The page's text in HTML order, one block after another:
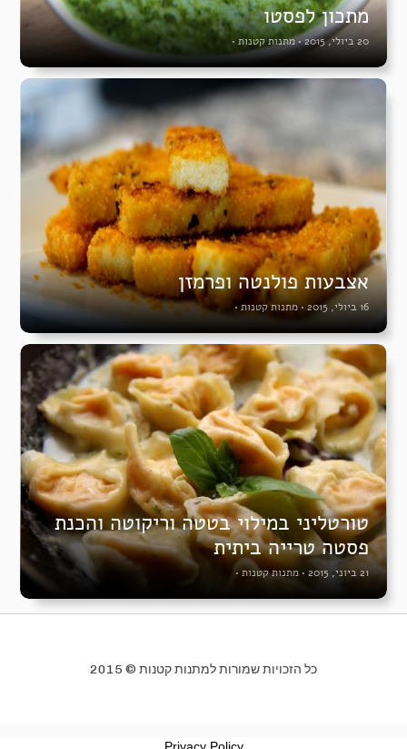
מתכון לפסטו
20 ביולי, 2015 •מתנות קטנות •
אצבעות פולנטה ופרמזן
16 ביולי, 2015 •מתנות קטנות •
טורטליני במילוי בטטה וריקוטה והכנת
פסטה טרייה ביתית
21 ביוני, 2015 • מתנות קטנות•
כל הזכויות שמורות למתנות קטנות © 2015
Privacy Policy